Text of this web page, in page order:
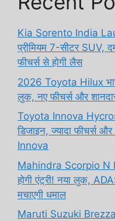
Kia Sorento India
प्रीमियम 7-सीटर SUV,
फीचर्स से होगी लैस
2026 Toyota Hilux
लुक, नए फीचर्स और
Toyota Innova
डिजाइन, ज्यादा फीचर्स
Innova
Mahindra Scorpio N
होगी एंट्री! नया लुक,
मचाएगी धमाल
Maruti Suzuki Brezza